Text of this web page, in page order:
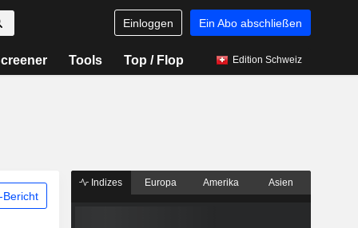
Einloggen Ein Abo abschließen
Tools Top / Flop Edition Schweiz
Bericht
Indizes Europa Amerika Asien